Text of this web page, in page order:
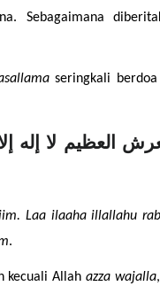
Sebagaimana
seringkali berdoa
Laa ilaaha illallahu
.
kecuali Allah azza wajalla